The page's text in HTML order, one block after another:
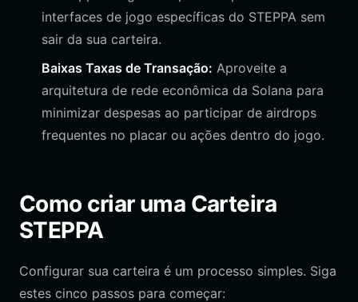
interfaces de jogo específicas do STEPPA sem
sair da sua carteira.
Baixas Taxas de Transação: Aproveite a
arquitetura de rede econômica da Solana para
minimizar despesas ao participar de airdrops
frequentes no placar ou ações dentro do jogo.
Como criar uma Carteira
STEPPA
Configurar sua carteira é um processo simples. Siga
estes cinco passos para começar: